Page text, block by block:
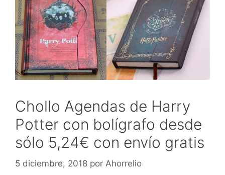
Chollo Agendas de Harry
Potter con bolígrafo desde
sólo 5,24€ con envío gratis
5 diciembre, 2018 por Ahorrelio